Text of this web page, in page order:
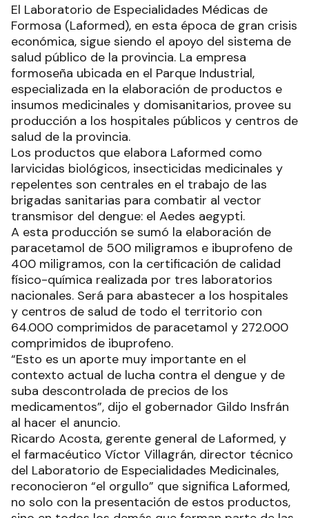
El Laboratorio de Especialidades Médicas de
Formosa (Laformed), en esta época de gran crisis
económica, sigue siendo el apoyo del sistema de
salud público de la provincia. La empresa
formoseña ubicada en el Parque Industrial,
especializada en la elaboración de productos e
insumos medicinales y domisanitarios, provee su
producción a los hospitales públicos y centros de
salud de la provincia.
Los productos que elabora Laformed como
larvicidas biológicos, insecticidas medicinales y
repelentes son centrales en el trabajo de las
brigadas sanitarias para combatir al vector
transmisor del dengue: el Aedes aegypti.
A esta producción se sumó la elaboración de
paracetamol de 500 miligramos e ibuprofeno de
400 miligramos, con la certificación de calidad
físico-química realizada por tres laboratorios
nacionales. Será para abastecer a los hospitales
y centros de salud de todo el territorio con
64.000 comprimidos de paracetamol y 272.000
comprimidos de ibuprofeno.
“Esto es un aporte muy importante en el
contexto actual de lucha contra el dengue y de
suba descontrolada de precios de los
medicamentos”, dijo el gobernador Gildo Insfrán
al hacer el anuncio.
Ricardo Acosta, gerente general de Laformed, y
el farmacéutico Víctor Villagrán, director técnico
del Laboratorio de Especialidades Medicinales,
reconocieron “el orgullo” que significa Laformed,
no solo con la presentación de estos productos,